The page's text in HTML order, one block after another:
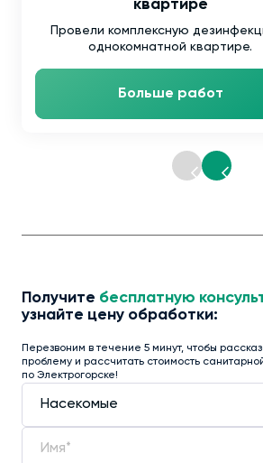
квартире
Провели комплексную
однокомнатной квартире.
Больше работ
Получите бесплатную
узнайте цену обработки:
Перезвоним в течение 5 минут, чтобы
проблему и рассчитать стоимость
по Электрогорске!